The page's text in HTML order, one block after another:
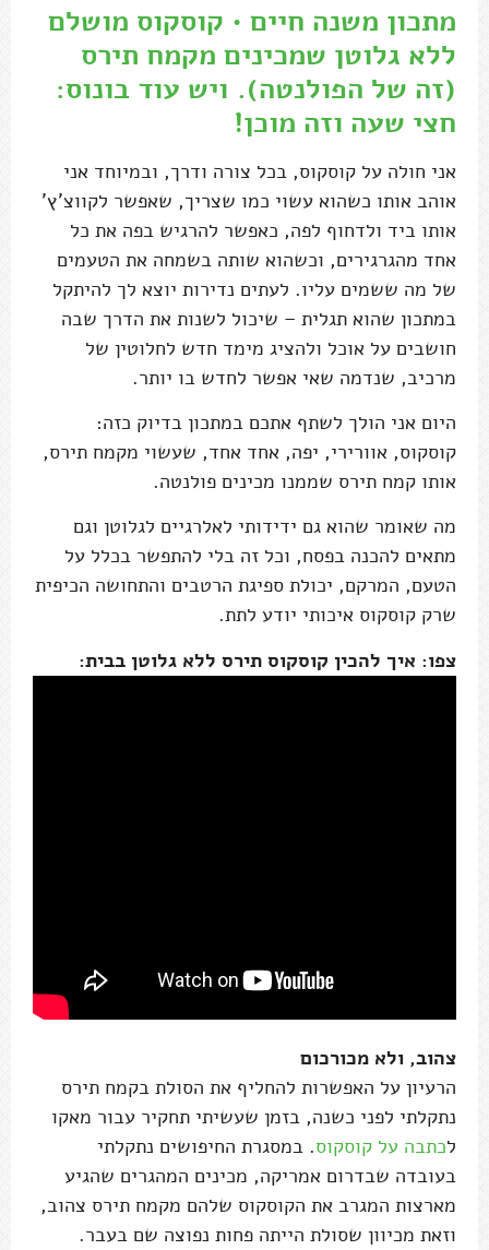
מתכון משנה חיים • קוסקוס מושלם
ללא גלוטן שמכינים מקמח תירס
(זה של הפולנטה). ויש עוד בונוס:
חצי שעה וזה מוכן!
אני חולה על קוסקוס, בכל צורה ודרך, ובמיוחד אני
אוהב אותו כשהוא עשוי כמו שצריך, שאפשר לקווצ'ץ'
אותו ביד ולדחוף לפה, כאפשר להרגיש בפה את כל
אחד מהגרגירים, וכשהוא שותה בשמחה את הטעמים
של מה ששמים עליו. לעתים נדירות יוצא לך להיתקל
במתכון שהוא תגלית – שיכול לשנות את הדרך שבה
חושבים על אוכל ולהציג מימד חדש לחלוטין של
מרכיב, שנדמה שאי אפשר לחדש בו יותר.
היום אני הולך לשתף אתכם במתכון בדיוק כזה:
קוסקוס, אוורירי, יפה, אחד אחד, שעשוי מקמח תירס,
אותו קמח תירס שממנו מכינים פולנטה.
מה שאומר שהוא גם ידידותי לאלרגיים לגלוטן וגם
מתאים להכנה בפסח, וכל זה בלי להתפשר בכלל על
הטעם, המרקם, יכולת ספיגת הרטבים והתחושה הכיפית
שרק קוסקוס איכותי יודע לתת.
צפו: איך להכין קוסקוס תירס ללא גלוטן בבית:
צהוב, ולא מכורכום
הרעיון על האפשרות להחליף את הסולת בקמח תירס
נתקלתי לפני כשנה, בזמן שעשיתי תחקיר עבור מאקו
לכתבה על קוסקוס. במסגרת החיפושים נתקלתי
בעובדה שבדרום אמריקה, מכינים המהגרים שהגיע
מארצות המגרב את הקוסקוס שלהם מקמח תירס צהוב,
וזאת מכיוון שסולת הייתה פחות נפוצה שם בעבר.